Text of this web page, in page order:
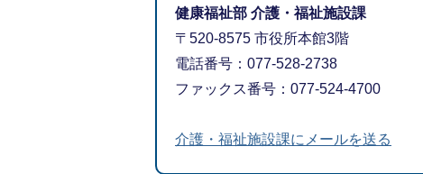
健康福祉部 介護・福祉施設課
〒520-8575 市役所本館3階
電話番号：077-528-2738
ファックス番号：077-524-4700
介護・福祉施設課にメールを送る